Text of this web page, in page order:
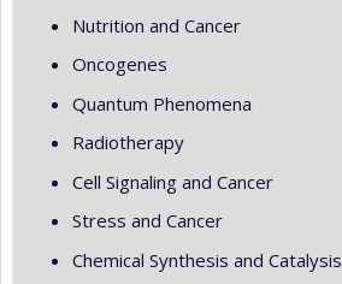
Nutrition and Cancer
Oncogenes
Quantum Phenomena
Radiotherapy
Cell Signaling and Cancer
Stress and Cancer
Chemical Synthesis and Catalysis